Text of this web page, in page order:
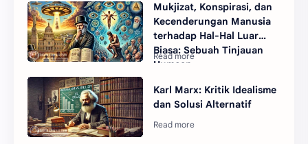
Mukjizat, Konspirasi, dan
Kecenderungan Manusia
terhadap Hal-Hal Luar
Biasa: Sebuah Tinjauan
Humean
Karl Marx: Kritik Idealisme
dan Solusi Alternatif